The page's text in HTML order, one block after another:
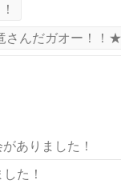
さんだガオー！！
ありました！
た！